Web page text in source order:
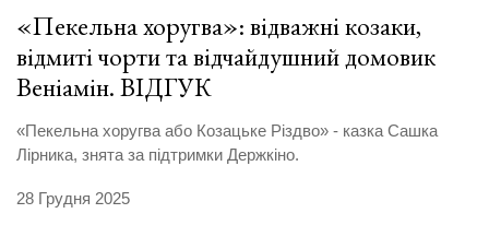
«Пекельна хоругва»: відважні козаки,
відмиті чорти та відчайдушний домовик
Веніамін. ВІДГУК
«Пекельна хоругва або Козацьке Різдво» - казка Сашка
Лірника, знята за підтримки Держкіно.
28 Грудня 2025